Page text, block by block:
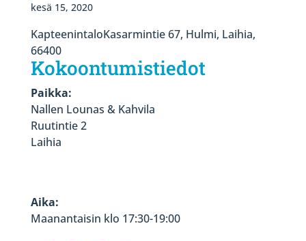
kesä 15, 2020
KapteenintaloKasarmintie 67, Hulmi, Laihia,
66400
Kokoontumistiedot
Paikka:
Nallen Lounas & Kahvila
Ruutintie 2
Laihia
Aika:
Maanantaisin klo 17:30-19:00